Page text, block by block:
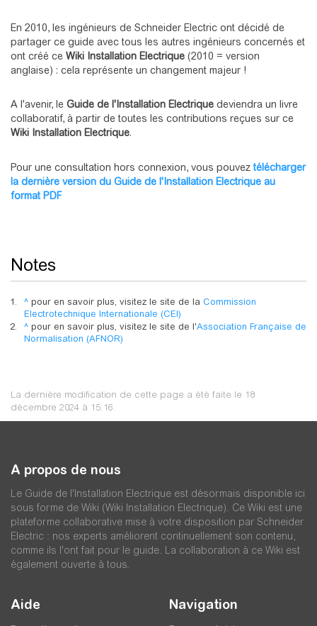
En 2010, les ingénieurs de Schneider Electric ont décidé de
partager ce guide avec tous les autres ingénieurs concernés et
ont créé ce Wiki Installation Electrique (2010 = version
anglaise) : cela représente un changement majeur !
A l'avenir, le Guide de l'Installation Electrique deviendra un livre
collaboratif, à partir de toutes les contributions reçues sur ce
Wiki Installation Electrique.
Pour une consultation hors connexion, vous pouveztélécharger
la dernière version du Guide de l'Installation Electrique au
format PDF
Notes
^ pour en savoir plus, visitez le site de la Commission
Electrotechnique Internationale (CEI)
^ pour en savoir plus, visitez le site de l'Association Française de
Normalisation (AFNOR)
La dernière modification de cette page a été faite le 18
décembre 2024 à 15:16.
A propos de nous
Le Guide de l'Installation Electrique est désormais disponible ici
sous forme de Wiki (Wiki Installation Electrique). Ce Wiki est une
plateforme collaborative mise à votre disposition par Schneider
Electric : nos experts améliorent continuellement son contenu,
comme ils l'ont fait pour le guide. La collaboration à ce Wiki est
également ouverte à tous.
Aide Navigation